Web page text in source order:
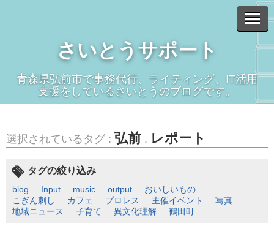
さいとうサポート
青森県弘前市で事務代行、ライティング、IT活用
支援をしているさいとうのブログです。
選択されているタグ : 弘前 , レポート
タグの絞り込み
blog Input music output
おいしいもの
こぎん刺し
カフェ プロレス 主催イベント
写真
地域ニュース
子育て 異文化理解 鶴田町